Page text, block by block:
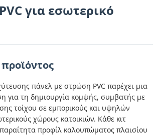
για εσωτερικό
πάνελ με στρώση PVC παρέχει μια
για τη δημιουργία κομψής, συμβατής με
τοίχου σε εμπορικούς και υψηλών
χώρους κατοικιών. Κάθε κιτ
προφίλ καλουπώματος πλαισίου